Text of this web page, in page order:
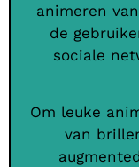
animeren
de
sociale
Om leuke
van